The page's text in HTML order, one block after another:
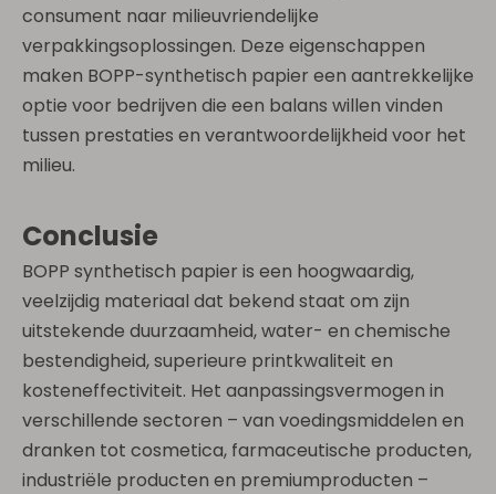
consument naar milieuvriendelijke
verpakkingsoplossingen. Deze eigenschappen
maken BOPP-synthetisch papier een aantrekkelijke
optie voor bedrijven die een balans willen vinden
tussen prestaties en verantwoordelijkheid voor het
milieu.
Conclusie
BOPP synthetisch papier is een hoogwaardig,
veelzijdig materiaal dat bekend staat om zijn
uitstekende duurzaamheid, water- en chemische
bestendigheid, superieure printkwaliteit en
kosteneffectiviteit. Het aanpassingsvermogen in
verschillende sectoren – van voedingsmiddelen en
dranken tot cosmetica, farmaceutische producten,
industriële producten en premiumproducten –